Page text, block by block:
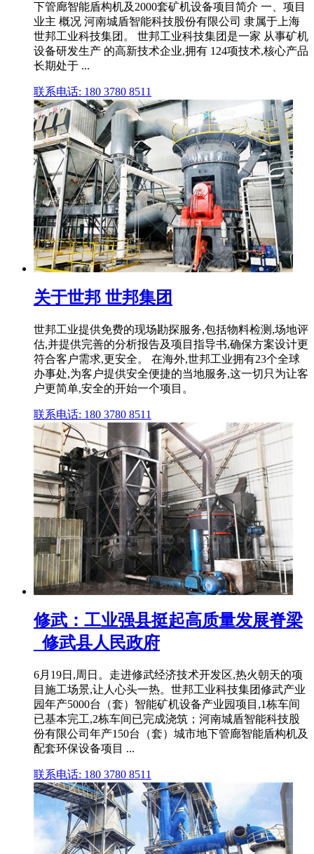
下管廊智能盾构机及2000套矿机设备项目简介 一、项目
业主 概况 河南城盾智能科技股份有限公司 隶属于上海
世邦工业科技集团。 世邦工业科技集团是一家 从事矿机
设备研发生产 的高新技术企业,拥有 124项技术,核心产品
长期处于 ...
联系电话: 180 3780 8511
关于世邦 世邦集团
世邦工业提供免费的现场勘探服务,包括物料检测,场地评
估,并提供完善的分析报告及项目指导书,确保方案设计更
符合客户需求,更安全。 在海外,世邦工业拥有23个全球
办事处,为客户提供安全便捷的当地服务,这一切只为让客
户更简单,安全的开始一个项目。
联系电话: 180 3780 8511
修武：工业强县挺起高质量发展脊梁
_修武县人民政府
6月19日,周日。走进修武经济技术开发区,热火朝天的项
目施工场景,让人心头一热。世邦工业科技集团修武产业
园年产5000台（套）智能矿机设备产业园项目,1栋车间
已基本完工,2栋车间已完成浇筑；河南城盾智能科技股
份有限公司年产150台（套）城市地下管廊智能盾构机及
配套环保设备项目 ...
联系电话: 180 3780 8511